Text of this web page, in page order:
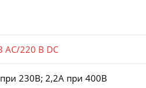
AC/220 В DC
230В; 2,2А при 400В